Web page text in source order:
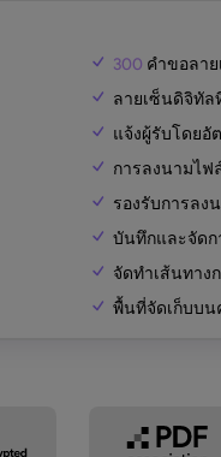
300 คำขอลา
ลายเซ็นดิจิทัล
แจ้งผู้รับโดยอั
การลงนามไ
รองรับการล
บันทึกและจัดก
จัดทำเส้นทาง
พื้นที่จัดเก็บบน